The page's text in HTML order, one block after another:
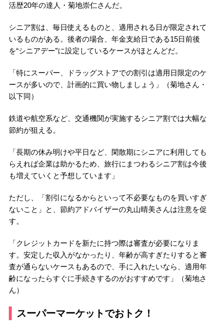
活歴20年の達人・菊地崇仁さんだ。
シニア割は、毎日使えるものと、適用される日が限定されて
いるものがある。後者の場合、年金支給日である15日前後
を“シニアデー”に設定しているケースがほとんどだ。
「特にスーパー、ドラッグストアでの割引は適用日限定のケ
ースが多いので、計画的に買い物しましょう」（菊地さん・
以下同）
鉄道や航空系など、交通機関が実施するシニア割では大幅な
節約が狙える。
「長期の休み明けや平日など、閑散期にシニアに利用しても
らえれば企業は助かるため、旅行にまつわるシニア割は今後
も増えていくと予想しています」
ただし、「割引になるからといって不必要なものを買いすぎ
ないこと」と、節約アドバイザーの丸山晴美さんは注意を促
す。
「クレジットカードを新たに持つ際は審査が必要になりま
す。安定した収入がなかったり、年齢が高すぎたりすると審
査が通らないケースもあるので、手に入れたいなら、適用年
齢になったらすぐに手続きするのがおすすめです」（菊地さ
ん）
スーパーマーケットでおトク！